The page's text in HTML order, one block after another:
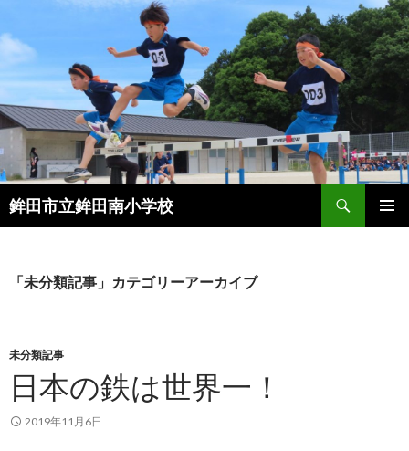
鉾田市立鉾田南小学校
検
索
ン
キ
ッ
プ
「未分類記事」カテゴリーアーカイブ
未分類記事
日本の鉄は世界一！
2019年11月6日